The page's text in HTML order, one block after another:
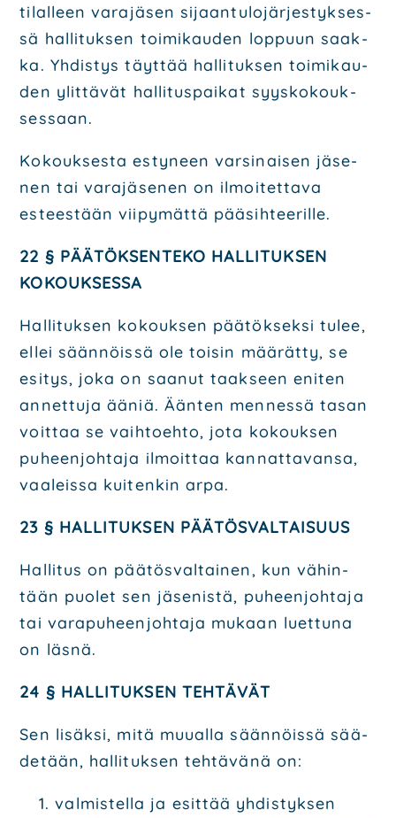
tilal­leen vara­jä­sen sijaan­tu­lo­jär­jes­tyk­ses­
sä hal­li­tuk­sen toi­mi­kau­den lop­puun saak­
ka. Yhdis­tys täyt­tää hal­li­tuk­sen toi­mi­kau­
den ylit­tä­vät hal­li­tus­pai­kat syys­ko­kouk­
ses­saan.
Kokouk­ses­ta esty­neen var­si­nai­sen jäse­
nen tai vara­jä­se­nen on ilmoi­tet­ta­va
estees­tään vii­py­mät­tä pää­sih­tee­ril­le.
22 § PÄÄ­TÖK­SEN­TE­KO HAL­LI­TUK­SEN
KOKOUK­SES­SA
Hal­li­tuk­sen kokouk­sen pää­tök­sek­si tulee,
ellei sään­nöis­sä ole toi­sin mää­rät­ty, se
esi­tys, joka on saa­nut taak­seen eni­ten
annet­tu­ja ääniä. Ään­ten men­nes­sä tasan
voit­taa se vaih­toeh­to, jota kokouk­sen
puheen­joh­ta­ja ilmoit­taa kan­nat­ta­van­sa,
vaa­leis­sa kui­ten­kin arpa.
23 § HAL­LI­TUK­SEN PÄÄ­TÖS­VAL­TAI­SUUS
Hal­li­tus on pää­tös­val­tai­nen, kun vähin­
tään puo­let sen jäse­nis­tä, puheen­joh­ta­ja
tai vara­pu­heen­joh­ta­ja mukaan luet­tu­na
on läs­nä.
24 § HAL­LI­TUK­SEN TEH­TÄ­VÄT
Sen lisäk­si, mitä muu­al­la sään­nöis­sä sää­
de­tään, hal­li­tuk­sen teh­tä­vä­nä on:
val­mis­tel­la ja esit­tää yhdis­tyk­sen